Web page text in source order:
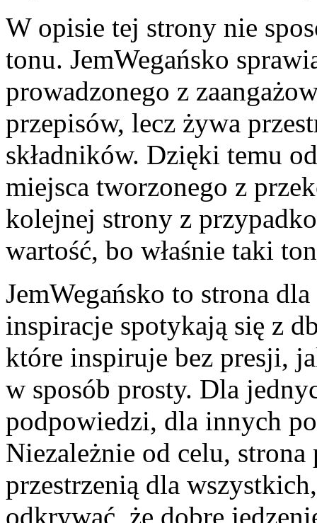
W opisie tej strony nie
tonu. JemWegańsko
prowadzonego z
przepisów, lecz żywa
składników. Dzięki temu
miejsca tworzonego z
kolejnej strony z
wartość, bo właśnie taki
JemWegańsko to strona
inspiracje spotykają się z
które inspiruje bez presji,
w sposób prosty. Dla
podpowiedzi, dla innych
Niezależnie od celu,
przestrzenią dla
odkrywać, że dobre